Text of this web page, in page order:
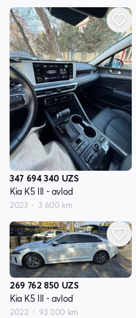
347 694 340 UZS
Kia K5 III - avlod
2023 3 600 km
269 762 850 UZS
Kia K5 III - avlod
2022 93 000 km